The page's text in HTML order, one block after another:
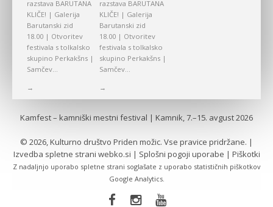
razstava BARUTANA
KLIČE! | Galerija
Barutanski zid
18.00 | Otvoritev
festivala s tolkalsko
skupino Perkakšns |
Samčev...
→
razstava BARUTANA
KLIČE! | Galerija
Barutanski zid
18.00 | Otvoritev
festivala s tolkalsko
skupino Perkakšns |
Samčev...
→
Kamfest – kamniški mestni festival | Kamnik, 7.–15. avgust 2026
© 2026, Kulturno društvo Priden možic. Vse pravice pridržane. |
Izvedba spletne strani webko.si | Splošni pogoji uporabe | Piškotki
Z nadaljnjo uporabo spletne strani soglašate z uporabo statističnih piškotkov
Google Analytics.